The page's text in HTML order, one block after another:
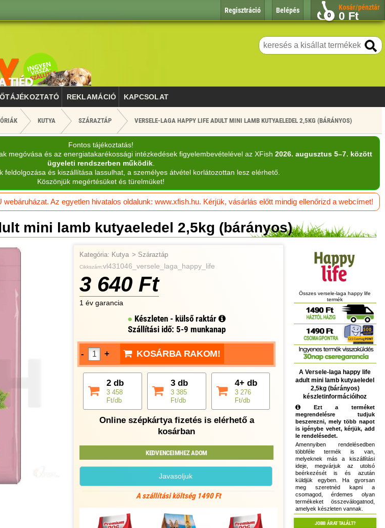
0
Kosár/pénztár
0 Ft
Belépés
Regisztráció
REKLAMÁCIÓ KAPCSOLAT
KUTYA SZÁRAZTÁP VERSELE-LAGA HAPPY LIFE ADULT MINI LAMB KUTYAELEDEL 2,5KG (BÁRÁNYOS)
Fontos tájékoztatás!
megóvása és az energiatakarékossági intézkedések figyelembevételével az XFish 2026. augusztus 5–7. között
ügyeleti rendszerben működik.
feldolgozása és kiszállítása lassulhat, a személyes átvétel korlátozottan lesz elérhető.
Köszönjük megértésüket és türelmüket!
Az egyetlen hivatalos oldalunk: www.xfish.hu. Kérjük, vásárlás előtt mindig ellenőrizd a webcímet!
mini lamb kutyaeledel 2,5kg (bárányos)
Kategória: Kutya > Száraztáp
Cikkszám:vl431046_versele_laga_happy_life
3 640 Ft
1 év garancia
Készleten - külső raktár
Szállítási idő: 5-9 munkanap
- + KOSÁRBA RAKOM!
2 db
3 458
Ft/db
3 db
3 385
Ft/db
4+ db
3 276
Ft/db
Online szépkártya fizetés is elérhető a
kosárban
KEDVENCEIMHEZ ADOM
Javasoljuk
A szállítási költség 1490 Ft
Összes versele-laga happy life
termék
A Versele-laga happy life
adult mini lamb kutyaeledel
2,5kg (bárányos)
készletinformációihoz
Ezt a terméket
megrendelésre tudjuk
beszerezni, mely több napot
is igénybe vehet, kérjük, add
le rendelésedet.
Amennyiben rendelésedben
többféle termék is van,
melyeknek más a kiszállítási
ideje, megvárjuk az utolsó
beérkezését is és azután
küldjük egyben. Ha gyorsan
meg szeretnéd kapni a
csomagod, érdemes olyan
termékeket összeválogatnod,
amelyek készleten vannak.
JOBB ÁRAT TALÁLT?